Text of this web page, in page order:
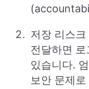
저장 리스
전달하면
있습니다.
보안 문제